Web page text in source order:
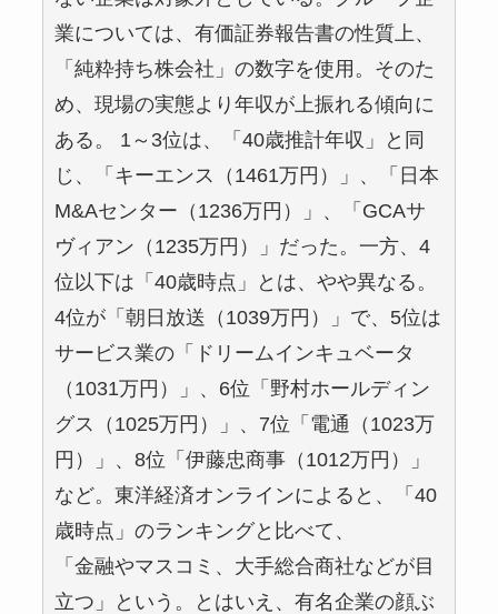
業については、有価証券報告書の性質上、
「純粋持ち株会社」の数字を使用。そのた
め、現場の実態より年収が上振れる傾向に
ある。 1～3位は、「40歳推計年収」と同
じ、「キーエンス（1461万円）」、「日本
M&Aセンター（1236万円）」、「GCAサ
ヴィアン（1235万円）」だった。一方、4
位以下は「40歳時点」とは、やや異なる。
4位が「朝日放送（1039万円）」で、5位は
サービス業の「ドリームインキュベータ
（1031万円）」、6位「野村ホールディン
グス（1025万円）」、7位「電通（1023万
円）」、8位「伊藤忠商事（1012万円）」
など。東洋経済オンラインによると、「40
歳時点」のランキングと比べて、
「金融やマスコミ、大手総合商社などが目
立つ」という。とはいえ、有名企業の顔ぶ